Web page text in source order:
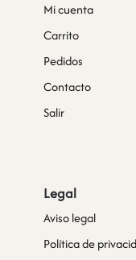
Mi cuenta
Carrito
Pedidos
Contacto
Salir
Legal
Aviso legal
Política de